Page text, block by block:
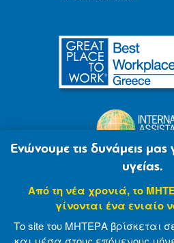
Ενώνουμε τις δυνάμεις μας
υγείας.
Από τη νέα χρονιά, το
γίνονται ένα ενιαίο
Το site του ΜΗΤΕΡΑ βρίσκεται